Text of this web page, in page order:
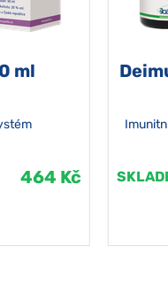
ml
464 Kč